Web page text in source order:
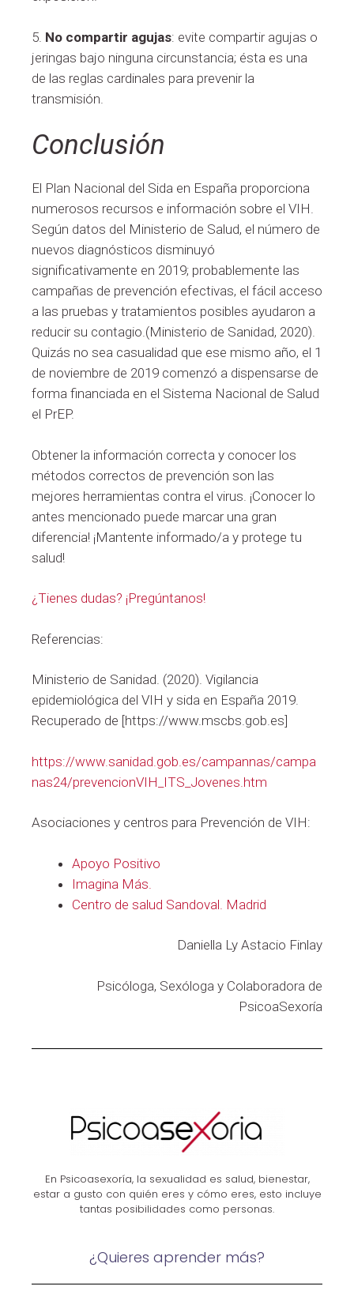
5. No compartir agujas: evite compartir agujas o
jeringas bajo ninguna circunstancia; ésta es una
de las reglas cardinales para prevenir la
transmisión.
Conclusión
El Plan Nacional del Sida en España proporciona
numerosos recursos e información sobre el VIH.
Según datos del Ministerio de Salud, el número de
nuevos diagnósticos disminuyó
significativamente en 2019; probablemente las
campañas de prevención efectivas, el fácil acceso
a las pruebas y tratamientos posibles ayudaron a
reducir su contagio.(Ministerio de Sanidad, 2020).
Quizás no sea casualidad que ese mismo año, el 1
de noviembre de 2019 comenzó a dispensarse de
forma financiada en el Sistema Nacional de Salud
el PrEP.
Obtener la información correcta y conocer los
métodos correctos de prevención son las
mejores herramientas contra el virus. ¡Conocer lo
antes mencionado puede marcar una gran
diferencia! ¡Mantente informado/a y protege tu
salud!
¿Tienes dudas? ¡Pregúntanos!
Referencias:
Ministerio de Sanidad. (2020). Vigilancia
epidemiológica del VIH y sida en España 2019.
Recuperado de [https://www.mscbs.gob.es]
https://www.sanidad.gob.es/campannas/campa
nas24/prevencionVIH_ITS_Jovenes.htm
Asociaciones y centros para Prevención de VIH:
Apoyo Positivo
Imagina Más.
Centro de salud Sandoval. Madrid
Daniella Ly Astacio Finlay
Psicóloga, Sexóloga y Colaboradora de
PsicoaSexoría
En Psicoasexoría, la sexualidad es salud, bienestar,
estar a gusto con quién eres y cómo eres, esto incluye
tantas posibilidades como personas.
¿Quieres aprender más?